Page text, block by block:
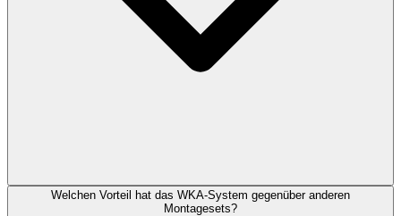
Welchen Vorteil hat das WKA-System gegenüber anderen
Montagesets?